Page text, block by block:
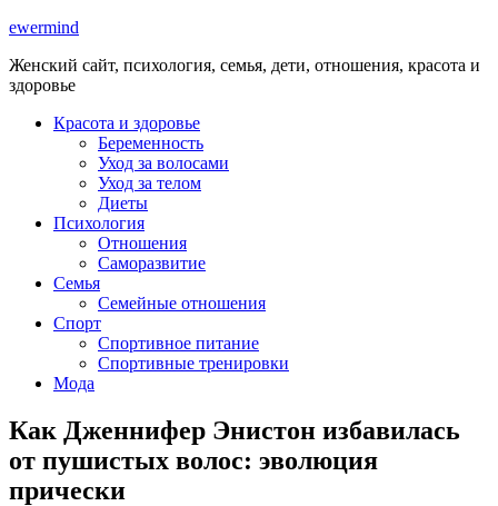
ewermind
Женский сайт, психология, семья, дети, отношения, красота и
здоровье
Красота и здоровье
Беременность
Уход за волосами
Уход за телом
Диеты
Психология
Отношения
Саморазвитие
Семья
Семейные отношения
Спорт
Спортивное питание
Спортивные тренировки
Мода
Как Дженнифер Энистон избавилась
от пушистых волос: эволюция
прически